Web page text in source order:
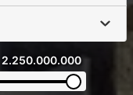
2.250.000.000